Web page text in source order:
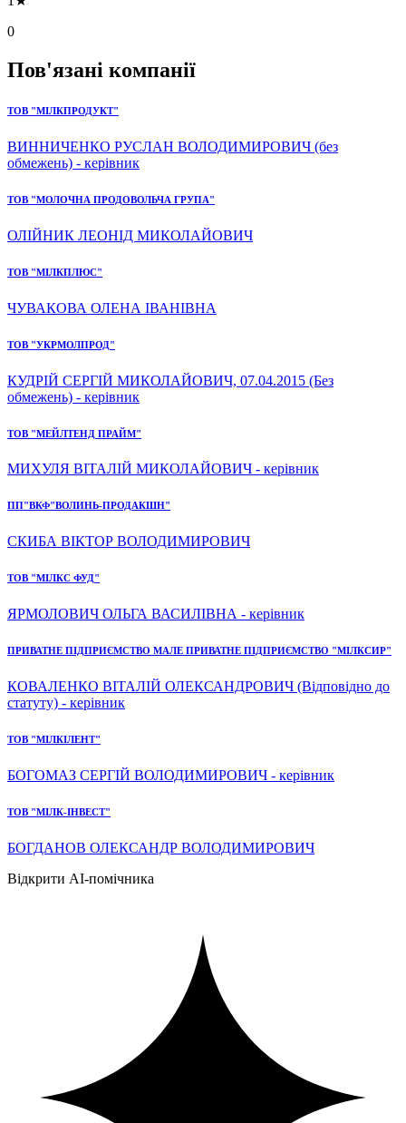
0
Пов'язані компанії
ТОВ "МІЛКПРОДУКТ"
ВИННИЧЕНКО РУСЛАН ВОЛОДИМИРОВИЧ (без
обмежень) - керівник
ТОВ "МОЛОЧНА ПРОДОВОЛЬЧА ГРУПА"
ОЛІЙНИК ЛЕОНІД МИКОЛАЙОВИЧ
ТОВ "МІЛКПЛЮС"
ЧУВАКОВА ОЛЕНА ІВАНІВНА
ТОВ "УКРМОЛПРОД"
КУДРІЙ СЕРГІЙ МИКОЛАЙОВИЧ, 07.04.2015 (Без
обмежень) - керівник
ТОВ "МЕЙЛТЕНД ПРАЙМ"
МИХУЛЯ ВІТАЛІЙ МИКОЛАЙОВИЧ - керівник
ПП"ВКФ"ВОЛИНЬ-ПРОДАКШН"
СКИБА ВІКТОР ВОЛОДИМИРОВИЧ
ТОВ "МІЛКС ФУД"
ЯРМОЛОВИЧ ОЛЬГА ВАСИЛІВНА - керівник
ПРИВАТНЕ ПІДПРИЄМСТВО МАЛЕ ПРИВАТНЕ ПІДПРИЄМСТВО "МІЛКСИР"
КОВАЛЕНКО ВІТАЛІЙ ОЛЕКСАНДРОВИЧ (Відповідно до
статуту) - керівник
ТОВ "МІЛКІЛЕНТ"
БОГОМАЗ СЕРГІЙ ВОЛОДИМИРОВИЧ - керівник
ТОВ "МІЛК-ІНВЕСТ"
БОГДАНОВ ОЛЕКСАНДР ВОЛОДИМИРОВИЧ
Відкрити AI-помічника